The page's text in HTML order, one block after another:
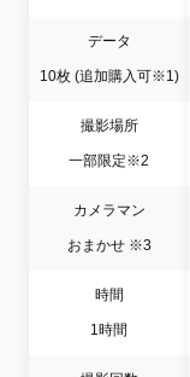
データ
10枚 (追加購入可※1)
撮影場所
一部限定※2
カメラマン
おまかせ ※3
時間
1時間